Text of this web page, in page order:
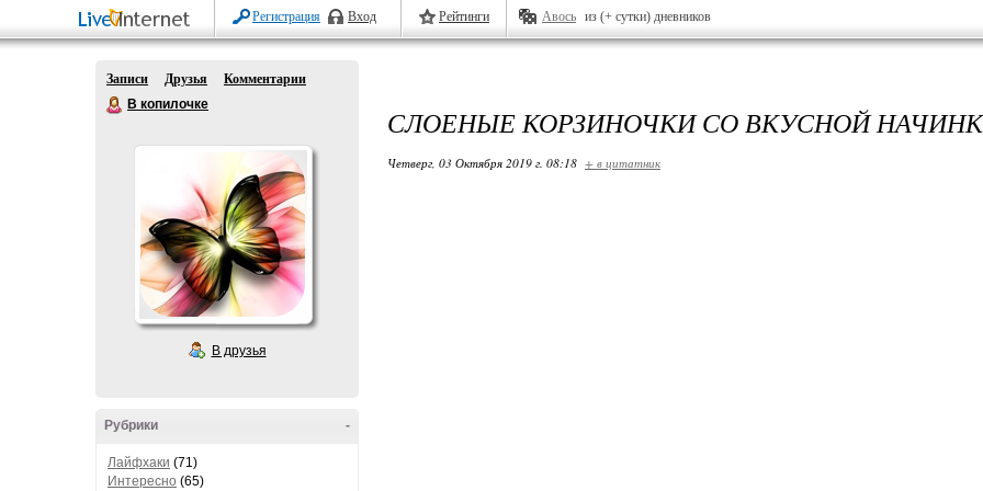
Регистрация Вход Рейтинги Авось из (+ сутки) дневников
Записи Друзья
Комментарии
В копилочке
В друзья
-
Рубрики
Лайфхаки (71)
Интересно (65)
СЛОЕНЫЕ КОРЗИНОЧКИ СО ВКУСНОЙ
Четверг, 03 Октября 2019 г. 08:18 + в цитатник